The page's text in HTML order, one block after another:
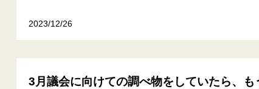
2023/12/26
3月議会に向けての調べ物をしていたら、も